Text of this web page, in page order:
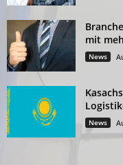
mit
News
News